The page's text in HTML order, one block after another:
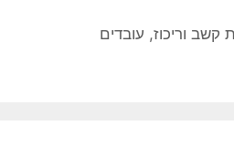
קשב וריכוז, עובדים